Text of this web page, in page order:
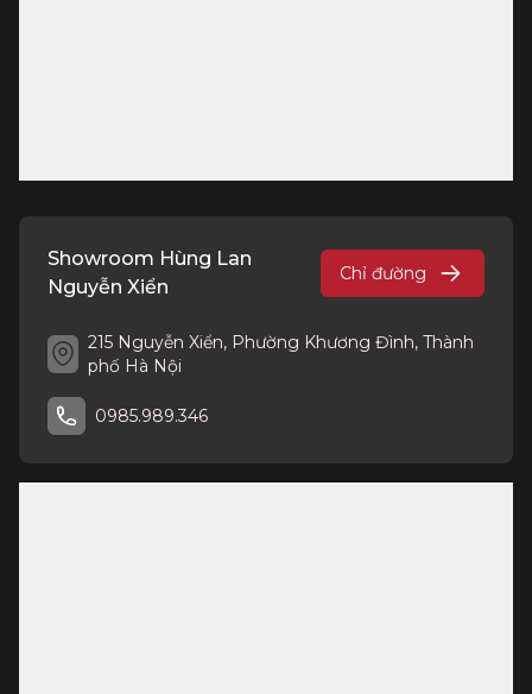
Showroom Hùng Lan
Nguyễn Xiển
Chỉ đường
215 Nguyễn Xiển, Phường Khương Đình, Thành
phố Hà Nội
0985.989.346